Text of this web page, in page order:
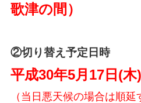
歌津の間）
②切り替え予定日時
平成30年5月17日(木
（当日悪天候の場合は順